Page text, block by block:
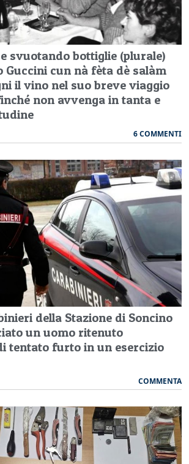
svuotando bottiglie (plurale)
Guccini cun nà fèta dè salàm
il vino nel suo breve viaggio
non avvenga in tanta e
6 COMMENTI
della Stazione di Soncino
un uomo ritenuto
tentato furto in un esercizio
COMMENTA